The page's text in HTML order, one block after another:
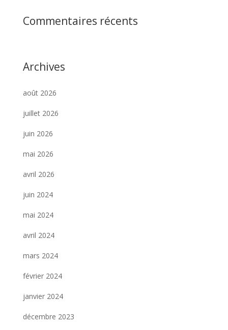
Commentaires récents
Archives
août 2026
juillet 2026
juin 2026
mai 2026
avril 2026
juin 2024
mai 2024
avril 2024
mars 2024
février 2024
janvier 2024
décembre 2023